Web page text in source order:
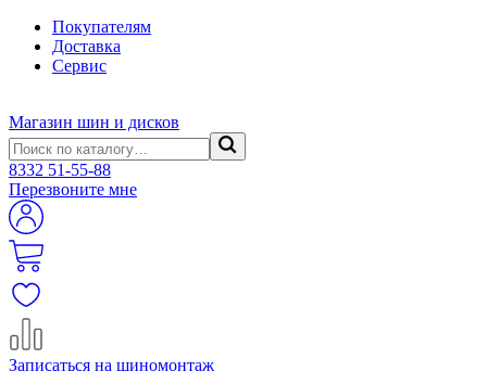
Покупателям
Доставка
Сервис
Магазин шин и дисков
8332 51-55-88
Перезвоните мне
Записаться на шиномонтаж